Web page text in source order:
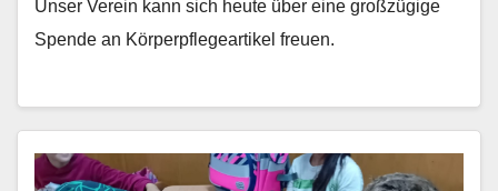
Unser Verein kann sich heute über eine großzügige
Spende an Körperpflegeartikel freuen.